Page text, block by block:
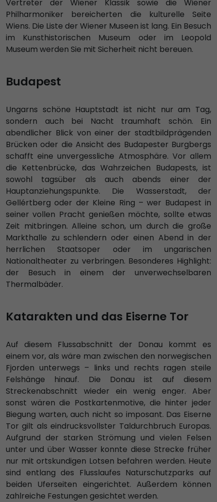
Vertreter der Wiener Klassik sowie die Wiener
Philharmoniker bereicherten die kulturelle Seite
Wiens. Die Liste der Wiener Museen ist lang. Ein Besuch
im Kunsthistorischen Museum oder im Leopold
Museum werden Sie mit Sicherheit nicht bereuen.
Budapest
Ungarns schöne Hauptstadt ist nicht nur am Tag,
sondern auch bei Nacht traumhaft schön. Ein
abendlicher Blick von einer der stadtbildprägenden
Brücken oder die Ansicht des Budapester Burgbergs
schafft eine unvergessliche Atmosphäre. Vor allem
die Kettenbrücke, das Wahrzeichen Budapests, ist
sowohl tagsüber als auch abends einer der
Hauptanziehungspunkte. Die Wasserstadt, der
Gellértberg oder der Kleine Ring – wer Budapest in
seiner vollen Pracht genießen möchte, sollte etwas
Zeit mitbringen. Alleine schon, um durch die große
Markthalle zu schlendern oder einen Abend in der
herrlichen Staatsoper oder im ungarischen
Nationaltheater zu verbringen. Besonderes Highlight:
der Besuch in einem der unverwechselbaren
Thermalbäder.
Katarakten und das Eiserne Tor
Auf diesem Flussabschnitt der Donau kommt es
einem vor, als wäre man zwischen den norwegischen
Fjorden unterwegs – links und rechts ragen steile
Felshänge hinauf. Die Donau ist auf diesem
Streckenabschnitt wieder ein wenig enger. Aber
sonst wären die Postkartenmotive, die hinter jeder
Biegung warten, auch nicht so imposant. Das Eiserne
Tor gilt als eindrucksvollster Taldurchbruch Europas.
Aufgrund der starken Strömung und vielen Felsen
unter und über Wasser konnte diese Strecke früher
nur mit ortskundigen Lotsen befahren werden. Heute
sind entlang des Flusslaufes Naturschutzparks auf
beiden Uferseiten eingerichtet. Außerdem können
zahlreiche Festungen gesichtet werden.